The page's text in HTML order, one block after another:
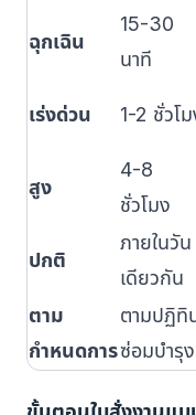
ฉุกเฉิน
15-30
นาที
เร่งด่วน 1-2 ชั่วโ
สูง
4-8
ชั่วโมง
ปกติ
ภายในวัน
เดียวกัน
ตาม
กำหนดการ
ตามปฏิทิ
ซ่อมบำรุง